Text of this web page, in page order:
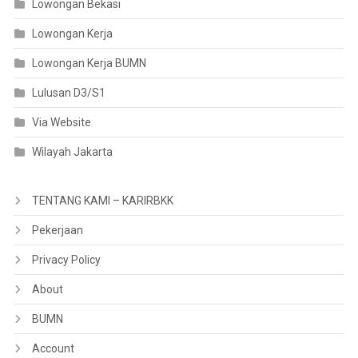
Lowongan Bekasi
Lowongan Kerja
Lowongan Kerja BUMN
Lulusan D3/S1
Via Website
Wilayah Jakarta
TENTANG KAMI – KARIRBKK
Pekerjaan
Privacy Policy
About
BUMN
Account